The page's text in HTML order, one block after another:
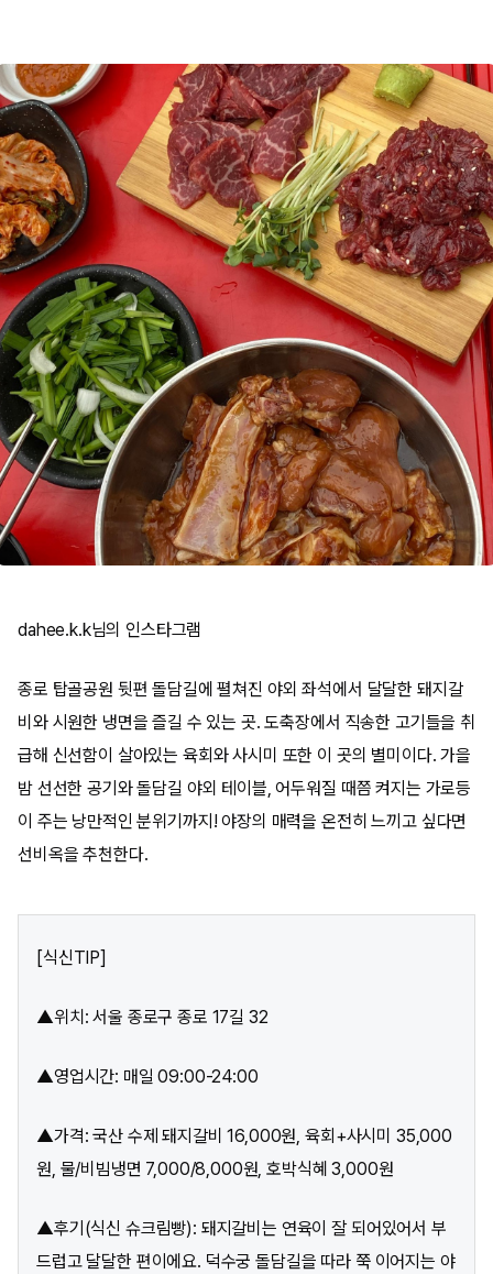
dahee.k.k님의 인스타그램
종로 탑골공원 뒷편 돌담길에 펼쳐진 야외 좌석에서 달달한 돼지갈
비와 시원한 냉면을 즐길 수 있는 곳. 도축장에서 직송한 고기들을 취
급해 신선함이 살아있는 육회와 사시미 또한 이 곳의 별미이다. 가을
밤 선선한 공기와 돌담길 야외 테이블, 어두워질 때쯤 켜지는 가로등
이 주는 낭만적인 분위기까지! 야장의 매력을 온전히 느끼고 싶다면
선비옥을 추천한다.
[식신TIP]
▲위치: 서울 종로구 종로 17길 32
▲영업시간: 매일 09:00-24:00
▲가격: 국산 수제 돼지갈비 16,000원, 육회+사시미 35,000
원, 물/비빔냉면 7,000/8,000원, 호박식혜 3,000원
▲후기(식신 슈크림빵): 돼지갈비는 연육이 잘 되어있어서 부
드럽고 달달한 편이에요. 덕수궁 돌담길을 따라 쭉 이어지는 야